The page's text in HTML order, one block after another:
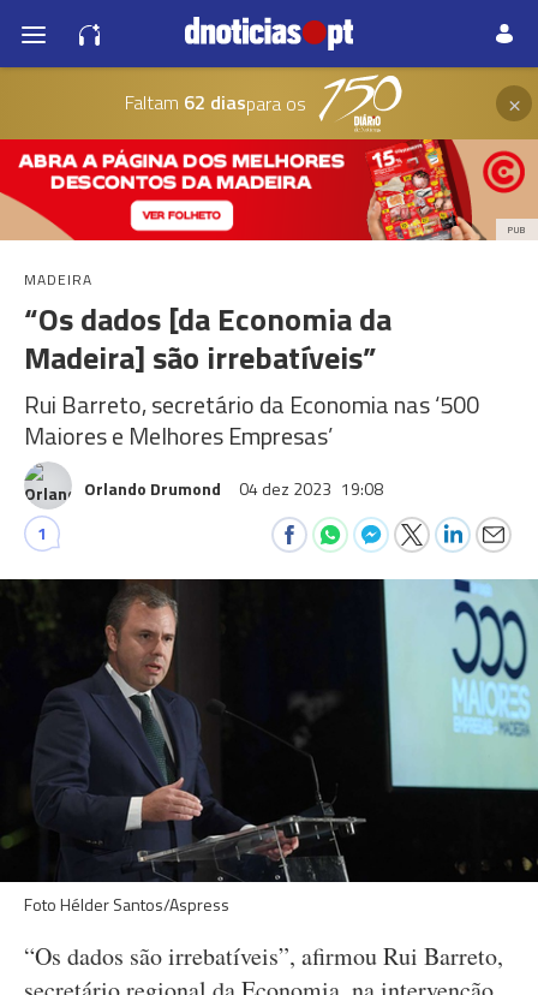
Faltam 62 diaspara os ×
PUB
MADEIRA
“Os dados [da Economia da
Madeira] são irrebatíveis”
Rui Barreto, secretário da Economia nas ‘500
Maiores e Melhores Empresas’
Orlando Drumond 04 dez 2023 19:08
1
Foto Hélder Santos/Aspress
“Os dados são irrebatíveis”, afirmou Rui Barreto,